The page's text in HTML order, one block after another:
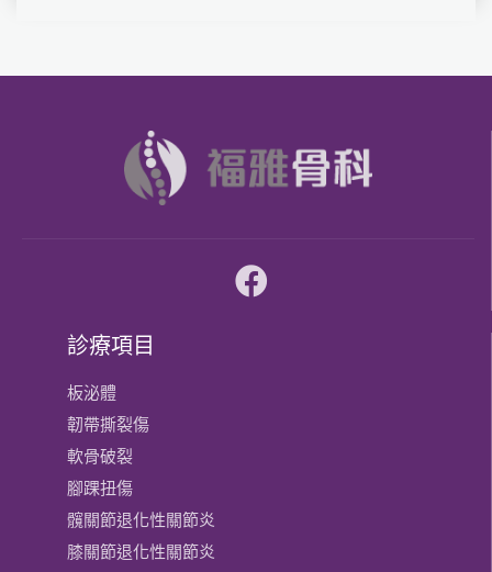
診療項目
板泌體
韌帶撕裂傷
軟骨破裂
腳踝扭傷
髖關節退化性關節炎
膝關節​退化性關節炎